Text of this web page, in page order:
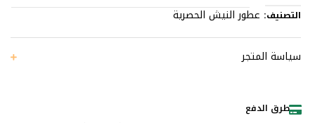
التصنيف: عطور النيش الحصرية
سياسة المتجر
طرق الدفع